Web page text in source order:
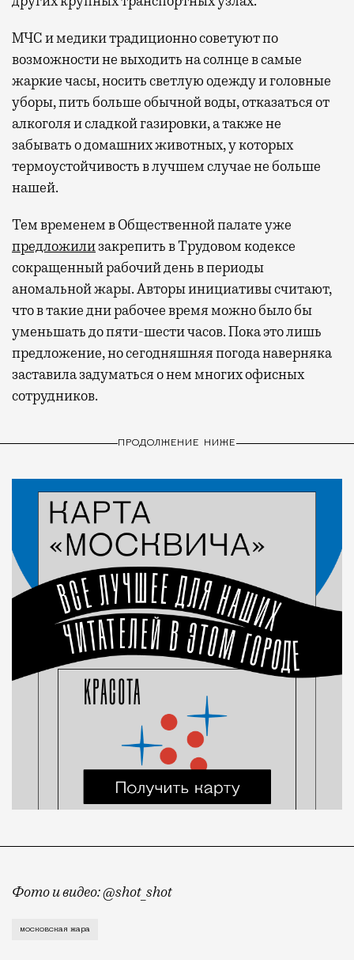
МЧС и медики традиционно советуют по
возможности не выходить на солнце в самые
жаркие часы, носить светлую одежду и головные
уборы, пить больше обычной воды, отказаться от
алкоголя и сладкой газировки, а также не
забывать о домашних животных, у которых
термоустойчивость в лучшем случае не больше
нашей.
Тем временем в Общественной палате уже
предложилизакрепить в Трудовом кодексе
сокращенный рабочий день в периоды
аномальной жары. Авторы инициативы считают,
что в такие дни рабочее время можно было бы
уменьшать до пяти-шести часов. Пока это лишь
предложение, но сегодняшняя погода наверняка
заставила задуматься о нем многих офисных
сотрудников.
ПРОДОЛЖЕНИЕ НИЖЕ
Фото и видео: @shot_shot
Москва сегодня переживает, возможно, самый
московская жара